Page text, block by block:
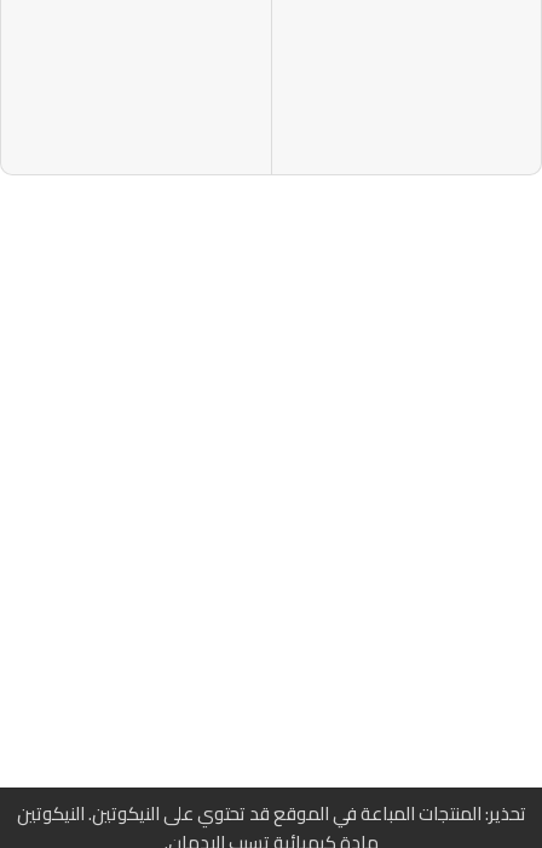
تحذير: المنتجات المباعة في الموقع قد تحتوي على النيكوتين. النيكوتين